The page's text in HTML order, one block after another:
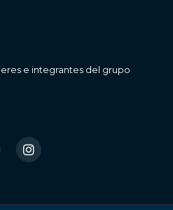
e integrantes del grupo